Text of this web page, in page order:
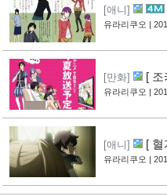
[애니]
특전 일러
유라리쿠오 |
[만화]
[ 조
결정 [24]
유라리쿠오 |
[애니]
[ 혈
CM 영상 공
유라리쿠오 |